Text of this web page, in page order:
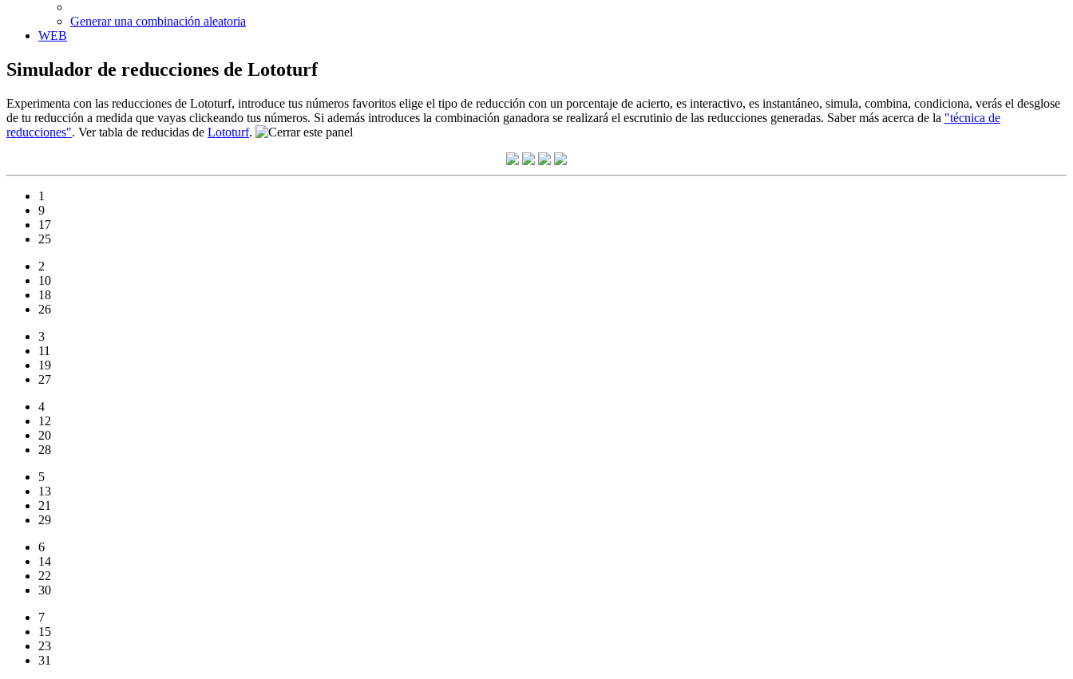
Generar una combinación aleatoria
WEB
Simulador de reducciones de Lototurf
Experimenta con las reducciones de Lototurf, introduce tus números favoritos elige el tipo de reducción con un porcentaje de acierto, es interactivo, es instantáneo, simula, combina, condiciona, verás el desglose
de tu reducción a medida que vayas clickeando tus números. Si además introduces la combinación ganadora se realizará el escrutinio de las reducciones generadas. Saber más acerca de la "técnica de
reducciones". Ver tabla de reducidas de Lototurf.
1
9
17
25
2
10
18
26
3
11
19
27
4
12
20
28
5
13
21
29
6
14
22
30
7
15
23
31